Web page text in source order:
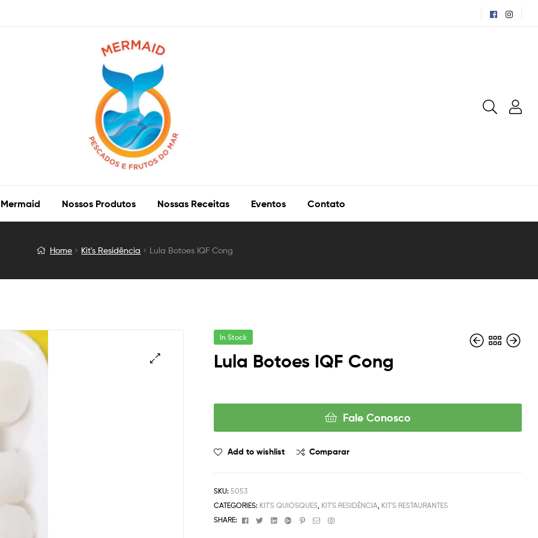
Nossos Produtos Nossas Receitas Eventos Contato
Home Kit's Residência Lula Botoes IQF Cong
In Stock
Lula Botoes IQF Cong
Fale Conosco
Add to wishlist Comparar
SKU:5053
CATEGORIES: KIT'S QUIOSQUES, KIT'S RESIDÊNCIA, KIT'S RESTAURANTES
SHARE:
FacebookTwitterLinkedinGoogle+Pinterest
EmailInstagram